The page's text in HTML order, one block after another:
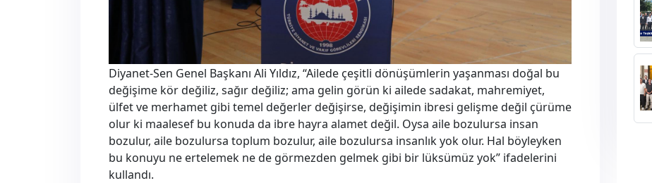
Diyanet-Sen Genel Başkanı Ali Yıldız, “Ailede çeşitli dönüşümlerin yaşanması doğal bu
değişime kör değiliz, sağır değiliz; ama gelin görün ki ailede sadakat, mahremiyet,
ülfet ve merhamet gibi temel değerler değişirse, değişimin ibresi gelişme değil çürüme
olur ki maalesef bu konuda da ibre hayra alamet değil. Oysa aile bozulursa insan
bozulur, aile bozulursa toplum bozulur, aile bozulursa insanlık yok olur. Hal böyleyken
bu konuyu ne ertelemek ne de görmezden gelmek gibi bir lüksümüz yok” ifadelerini
kullandı.